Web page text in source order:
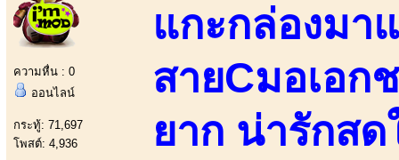
ความหื่น : 0
ออนไลน์
กระทู้: 71,697
โพสต์: 4,936
แกะกล่องมา
สายCมอเอก
ยาก น่ารักสด